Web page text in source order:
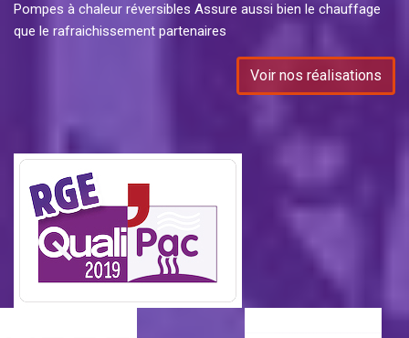
Pompes à chaleur réversibles Assure aussi bien le chauffage
que le rafraichissement partenaires
Voir nos réalisations